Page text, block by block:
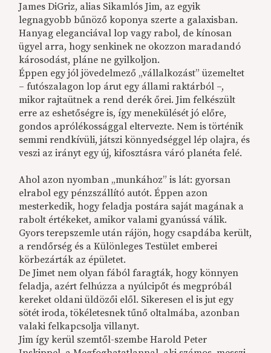
James DiGriz, alias Sikamlós Jim, az egyik
legnagyobb bűnöző koponya szerte a galaxisban.
Hanyag eleganciával lop vagy rabol, de kínosan
ügyel arra, hogy senkinek ne okozzon maradandó
károsodást, pláne ne gyilkoljon.
Éppen egy jól jövedelmező „vállalkozást” üzemeltet
– futószalagon lop árut egy állami raktárból –,
mikor rajtaütnek a rend derék őrei. Jim felkészült
erre az eshetőségre is, így menekülését jó előre,
gondos aprólékossággal eltervezte. Nem is történik
semmi rendkívüli, játszi könnyedséggel lép olajra, és
veszi az irányt egy új, kifosztásra váró planéta felé.
Ahol azon nyomban „munkához” is lát: gyorsan
elrabol egy pénzszállító autót. Éppen azon
mesterkedik, hogy feladja postára saját magának a
rabolt értékeket, amikor valami gyanússá válik.
Gyors terepszemle után rájön, hogy csapdába került,
a rendőrség és a Különleges Testület emberei
körbezárták az épületet.
De Jimet nem olyan fából faragták, hogy könnyen
feladja, azért felhúzza a nyúlcipőt és megpróbál
kereket oldani üldözői elől. Sikeresen el is jut egy
sötét iroda, tökéletesnek tűnő oltalmába, azonban
valaki felkapcsolja villanyt.
Jim így kerül szemtől-szembe Harold Peter